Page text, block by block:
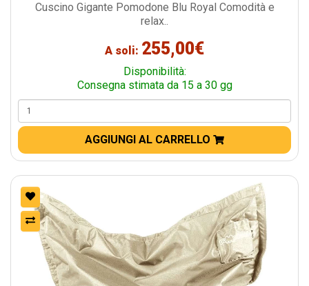
Cuscino Gigante Pomodone Blu Royal Comodità e
relax..
A soli: 255,00€
Disponibilità:
Consegna stimata da 15 a 30 gg
AGGIUNGI AL CARRELLO